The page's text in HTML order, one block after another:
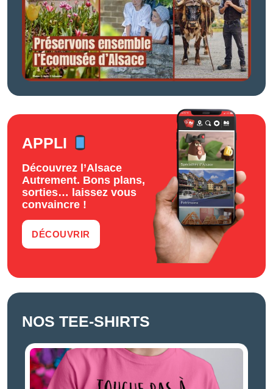
APPLI
Découvrez l’Alsace
Autrement. Bons plans,
sorties… laissez vous
convaincre !
DÉCOUVRIR
NOS TEE-SHIRTS